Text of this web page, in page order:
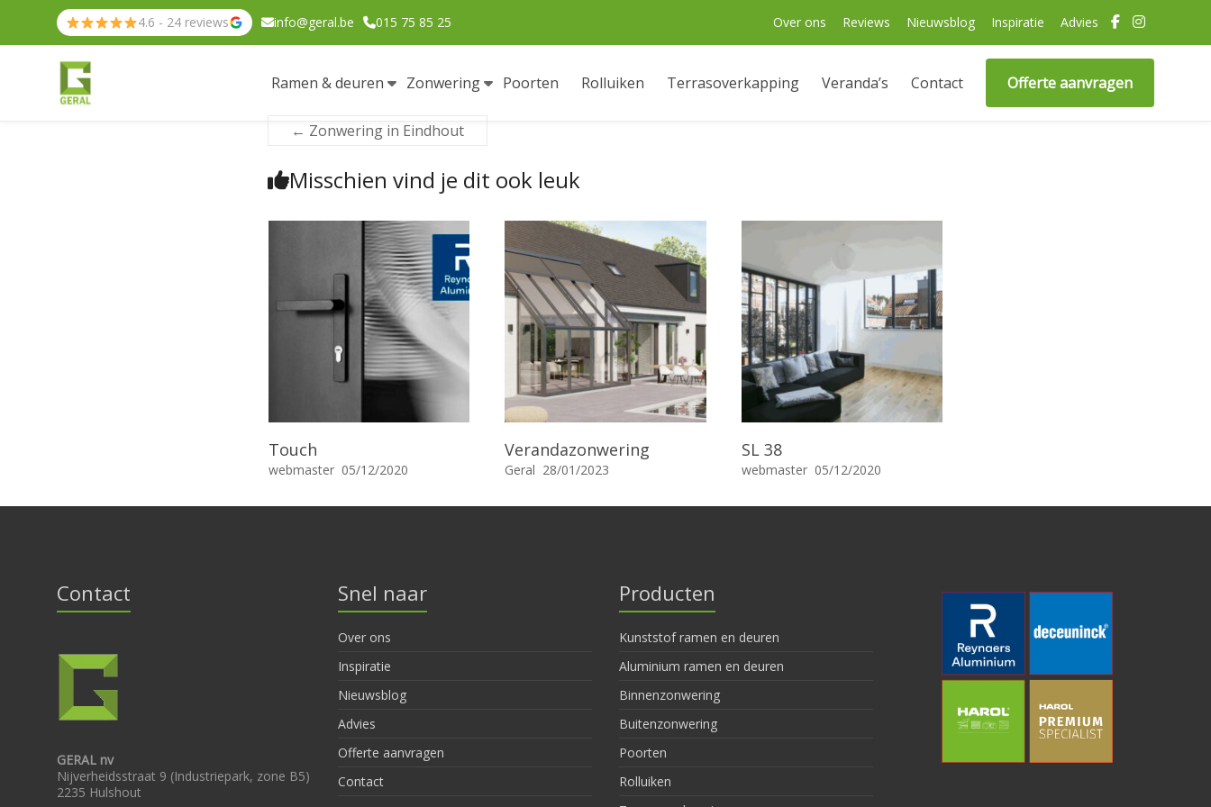
4.6 - 24 reviews info@geral.be 015 75 85 25 Over ons Reviews Nieuwsblog Inspiratie Advies
Ramen & deuren Zonwering Poorten Rolluiken Terrasoverkapping Veranda’s Contact Offerte aanvragen
← Zonwering in Eindhout
Misschien vind je dit ook leuk
Touch
webmaster 05/12/2020
Verandazonwering
Geral 28/01/2023
SL 38
webmaster 05/12/2020
Contact
GERAL nv
Nijverheidsstraat 9 (Industriepark, zone B5)
2235 Hulshout
Snel naar
Over ons
Inspiratie
Nieuwsblog
Advies
Offerte aanvragen
Contact
Producten
Kunststof ramen en deuren
Aluminium ramen en deuren
Binnenzonwering
Buitenzonwering
Poorten
Rolluiken